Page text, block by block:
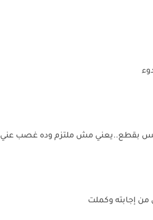
بس بقطع..يعني مش ملتزم وده غصب عني
إجابته وكملت